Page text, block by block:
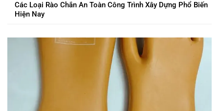
Các Loại Rào Chắn An Toàn Công Trình Xây Dựng Phổ Biến
Hiện Nay